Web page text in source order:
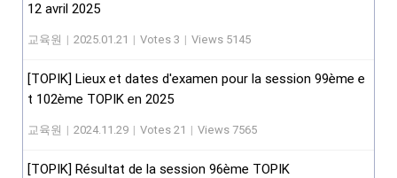
12 avril 2025
교육원 | 2025.01.21 | Votes 3 | Views 5145
[TOPIK] Lieux et dates d'examen pour la session 99ème e
t 102ème TOPIK en 2025
교육원 | 2024.11.29 | Votes 21 | Views 7565
[TOPIK] Résultat de la session 96ème TOPIK